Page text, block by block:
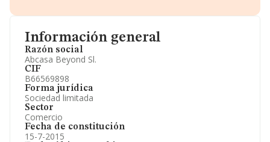
Información general
Razón social
Abcasa Beyond Sl.
CIF
B66569898
Forma jurídica
Sociedad limitada
Sector
Comercio
Fecha de constitución
15-7-2015
Información oficial y registral complementaria.